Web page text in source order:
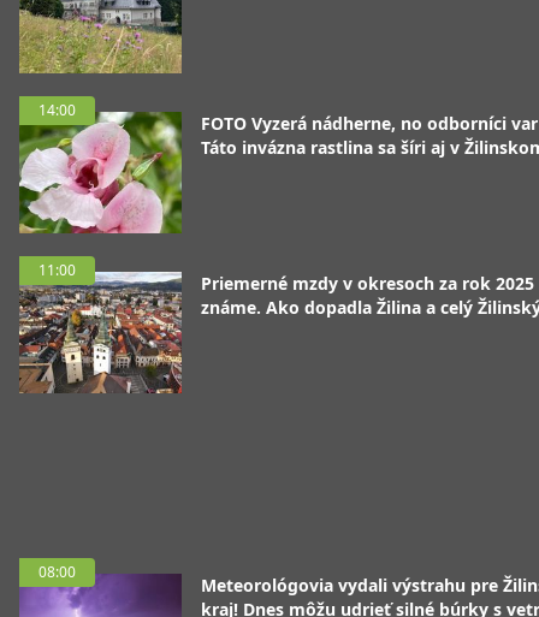
14:00
FOTO Vyzerá nádherne, no odborníci
Táto invázna rastlina sa šíri aj v
11:00
Priemerné mzdy v okresoch za rok 2025
známe. Ako dopadla Žilina a celý
08:00
Meteorológovia vydali výstrahu pre
kraj! Dnes môžu udrieť silné búrky s